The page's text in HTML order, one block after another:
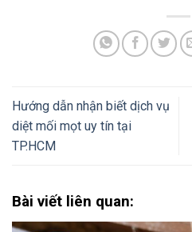
Hướng dẫn nhận biết dịch vụ
diệt mối mọt uy tín tại
TP.HCM
Bài viết liên quan: